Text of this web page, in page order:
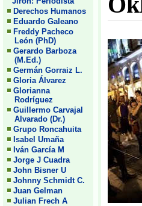
Derechos Humanos
Eduardo Galeano
Freddy Pacheco
León (PhD)
Gerardo Barboza
(M.Ed.)
Germán Gorraiz L.
Gloria Álvarez
Glorianna
Rodríguez
Guillermo Carvajal
Alvarado (Dr.)
Grupo Roncahuita
Isabel Umaña
Iván García M
Jorge J Cuadra
John Bisner U
Johnny Schmidt C.
Juan Gelman
Julian Frech A